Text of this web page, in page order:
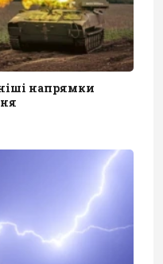
напрямки